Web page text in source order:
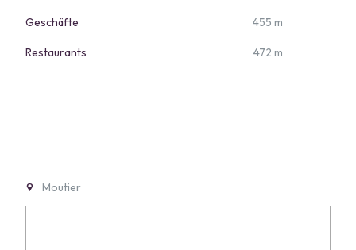
Geschäfte 455 m
Restaurants 472 m
Moutier